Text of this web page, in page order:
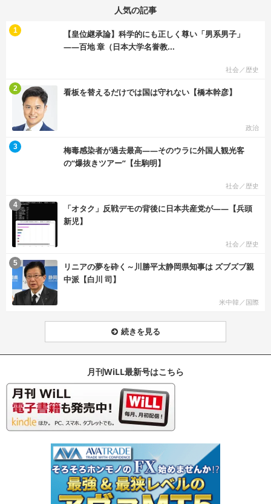
人気の記事
【皇位継承論】科学的にも正しく尊い「男系男子」
――百地 章（日本大学名誉教...
社会／歴史
1
看板を替えるだけでは国は守れない【橋本幹彦】
政治
2
梅毒感染者が過去最高――そのウラに外国人観光客
の“爆抜きツアー”【生駒明】
社会／歴史
3
「オタク」反戦デモの背後に日本共産党が――【兵頭
新児】
社会／歴史
4
リニアの夢を砕く～川勝平太静岡県知事は ズブズブ親
中派【白川 司】
米中韓／国際
5
続きを見る
月刊WiLL最新号はこちら